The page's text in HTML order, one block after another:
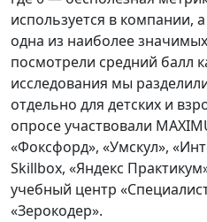
используется в компании,
одна из наиболее
посмотрели средний балл
исследования мы
отдельно для детских и
опросе участвовали
«Фоксфорд», «Умскул»,
Skillbox, «Яндекс
учебный центр
«Зерокодер».